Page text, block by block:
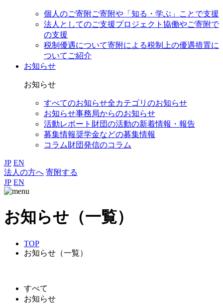
個人のご寄附ご寄附や「知る・学ぶ」ことで支援
法人としてのご支援プロジェクト協働やご寄附で
の支援
税制優遇について寄附による税制上の優遇措置に
ついてご紹介
お知らせ
お知らせ
すべてのお知らせ全カテゴリのお知らせ
お知らせ事務局からのお知らせ
活動レポート 財団の活動の新着情報・報告
募集情報奨学金などの募集情報
コラム財団発信のコラム
JP EN
法人の方へ 寄附する
JP EN
お知らせ（一覧）
TOP
お知らせ（一覧）
すべて
お知らせ